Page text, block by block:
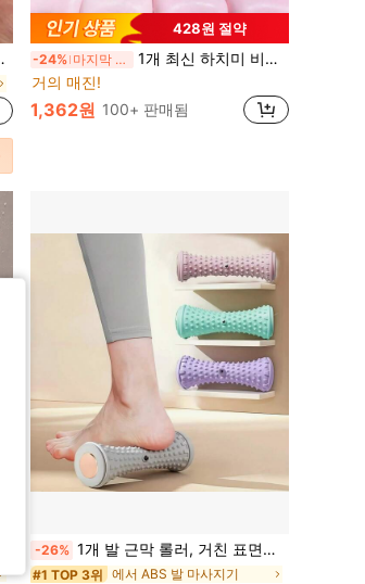
428원 절약
-24% 마지막 2일
1개 최신 하치미 비누 모양 귀여운 초극세 스퀴즈 장난감, 완벽한 선물 - 생일 선물, 이상적인 선물, 깜짝 선물, 휴일 선물, 계절 선물, 할로윈 선물, 크리스마스 선물, 게이머 선물, 선물, 부활절 선물
거의 매진!
1,362원 100+ 판매됨
-26% 1개 발 근막 롤러, 거친 표면의 딥 티슈 마사지 롤러, 수동 작동 플라스틱 발 마사지기, 요가 및 피트니스 애호가에게 적합, 홈 피트니스 경험, 요가 액세서리, 세련된 디자인, 내구성 있는 구조
#1 TOP 3위 에서 ABS 발 마사지기